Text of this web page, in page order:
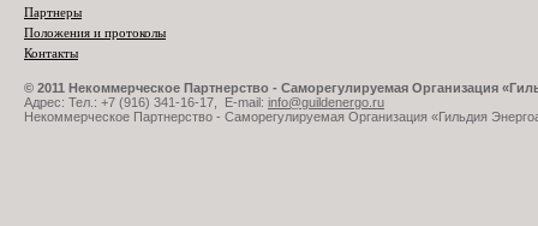
Партнеры
Положения и протоколы
Контакты
© 2011 Некоммерческое Партнерство - Саморегулируемая Организация
Адрес: Тел.: +7 (916) 341-16-17, E-mail: info@guildenergo.ru
Некоммерческое Партнерство - Саморегулируемая Организация «Гильдия